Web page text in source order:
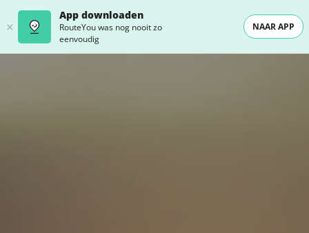
App downloaden
RouteYou was nog nooit zo
eenvoudig
NAAR APP